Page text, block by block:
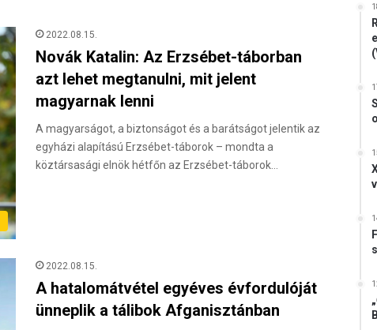
2022.08.15.
Novák Katalin: Az Erzsébet-táborban
azt lehet megtanulni, mit jelent
magyarnak lenni
A magyarságot, a biztonságot és a barátságot jelentik az
egyházi alapítású Erzsébet-táborok – mondta a
köztársasági elnök hétfőn az Erzsébet-táborok…
2022.08.15.
A hatalomátvétel egyéves évfordulóját
ünneplik a tálibok Afganisztánban